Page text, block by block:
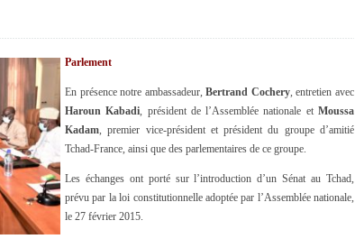
Parlement
En présence notre ambassadeur,Bertrand Cochery, entretien avec
Haroun Kabadi, président de l’Assemblée nationale etMoussa
Kadam, premier vice-président et président du groupe d’amitié
Tchad-France, ainsi que des parlementaires de ce groupe.
Les échanges ont porté sur l’introduction d’un Sénat au Tchad,
prévu par la loi constitutionnelle adoptée par l’Assemblée nationale,
le 27 février 2015.